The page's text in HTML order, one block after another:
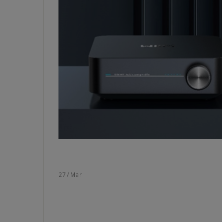
27/ Mar